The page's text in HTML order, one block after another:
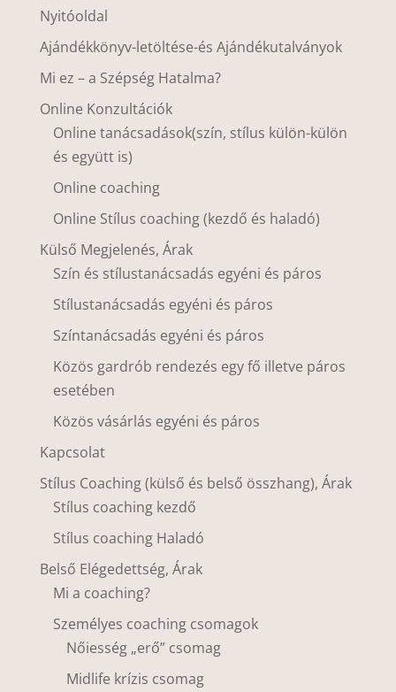
Nyitóoldal
Ajándékkönyv-letöltése-és Ajándékutalványok
Mi ez – a Szépség Hatalma?
Online Konzultációk
Online tanácsadások(szín, stílus külön-külön
és együtt is)
Online coaching
Online Stílus coaching (kezdő és haladó)
Külső Megjelenés, Árak
Szín és stílustanácsadás egyéni és páros
Stílustanácsadás egyéni és páros
Színtanácsadás egyéni és páros
Közös gardrób rendezés egy fő illetve páros
esetében
Közös vásárlás egyéni és páros
Kapcsolat
Stílus Coaching (külső és belső összhang), Árak
Stílus coaching kezdő
Stílus coaching Haladó
Belső Elégedettség, Árak
Mi a coaching?
Személyes coaching csomagok
Nőiesség „erő” csomag
Midlife krízis csomag